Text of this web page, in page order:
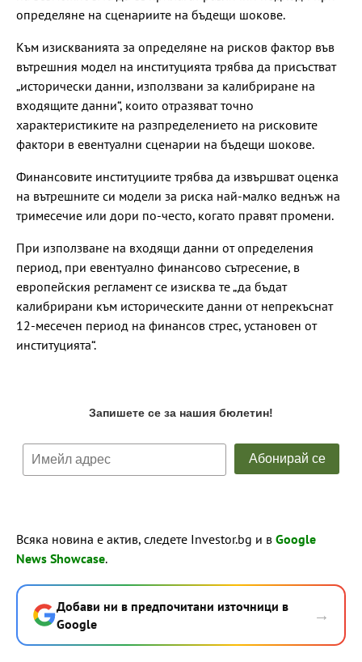
определяне на сценариите на бъдещи шокове.
Към изискванията за определяне на рисков фактор във
вътрешния модел на институцията трябва да присъстват
„исторически данни, използвани за калибриране на
входящите данни“, които отразяват точно
характеристиките на разпределението на рисковите
фактори в евентуални сценарии на бъдещи шокове.
Финансовите институциите трябва да извършват оценка
на вътрешните си модели за риска най-малко веднъж на
тримесечие или дори по-често, когато правят промени.
При използване на входящи данни от определения
период, при евентуално финансово сътресение, в
европейския регламент се изисква те „да бъдат
калибрирани към историческите данни от непрекъснат
12-месечен период на финансов стрес, установен от
институцията“.
Всяка новина е актив, следете Investor.bg и в Google
News Showcase.
Добави ни в предпочитани източници в
Google
→